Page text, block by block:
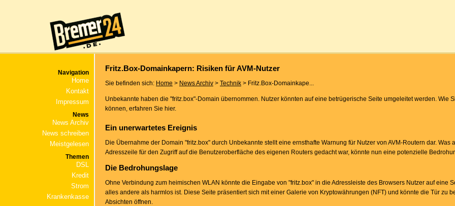
Navigation
Home
Kontakt
Impressum
News
News Archiv
News schreiben
Meistgelesen
Themen
DSL
Kredit
Strom
Krankenkasse
Fritz.Box-Domainkapern: Risiken für AVM-Nutzer
Sie befinden sich: Home > News Archiv > Technik > Fritz.Box-Domainkape...
Unbekannte haben die "fritz.box"-Domain übernommen. Nutzer könnten auf eine betrügerische Seite umgeleitet werden. Wie
können, erfahren Sie hier.
Ein unerwartetes Ereignis
Die Übernahme der Domain "fritz.box" durch Unbekannte stellt eine ernsthafte Warnung für Nutzer von AVM-Routern dar. Was
Adresszeile für den Zugriff auf die Benutzeroberfläche des eigenen Routers gedacht war, könnte nun eine potenzielle
Die Bedrohungslage
Ohne Verbindung zum heimischen WLAN könnte die Eingabe von "fritz.box" in die Adressleiste des Browsers Nutzer auf eine
alles andere als harmlos ist. Diese Seite präsentiert sich mit einer Galerie von Kryptowährungen (NFT) und könnte die Tür zu
Absichten öffnen.